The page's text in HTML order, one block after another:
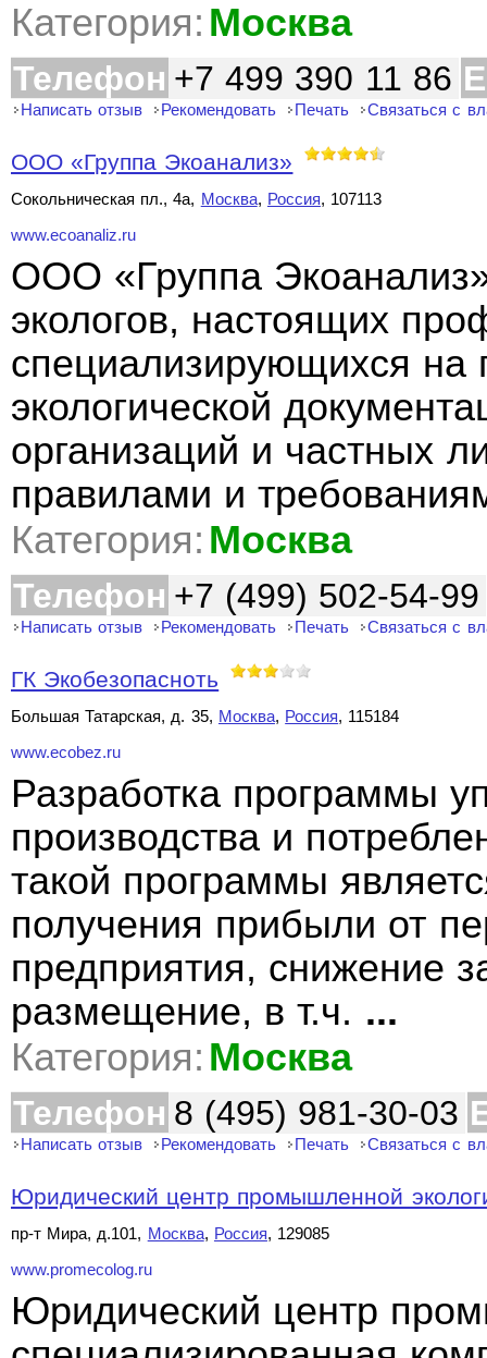
Категория: Москва
Телефон +7 499 390 11 86
Написать отзыв Рекомендовать Печать Связаться с
ООО «Группа Экоанализ»
Сокольническая пл., 4а, Москва, Россия, 107113
www.ecoanaliz.ru
ООО «Группа
экологов, настоящих
специализирующихся на
экологической
организаций и частных
правилами и
Категория: Москва
Телефон +7 (499) 502-54-99
Написать отзыв Рекомендовать Печать Связаться с
ГК Экобезопасноть
Большая Татарская, д. 35, Москва, Россия, 115184
www.ecobez.ru
Разработка программы
производства и
такой программы
получения прибыли от
предприятия, снижение
размещение, в т.ч. ...
Категория: Москва
Телефон 8 (495) 981-30-03
Написать отзыв Рекомендовать Печать Связаться с
Юридический центр промышленной
пр-т Мира, д.101, Москва, Россия, 129085
www.promecolog.ru
Юридический центр